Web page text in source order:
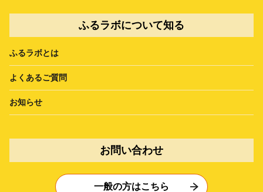
ふるラボについて知る
ふるラボとは
よくあるご質問
お知らせ
お問い合わせ
一般の方はこちら